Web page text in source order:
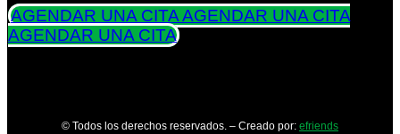
AGENDAR UNA CITAAGENDAR UNA CITA
AGENDAR UNA CITA
© Todos los derechos reservados. – Creado por: efriends